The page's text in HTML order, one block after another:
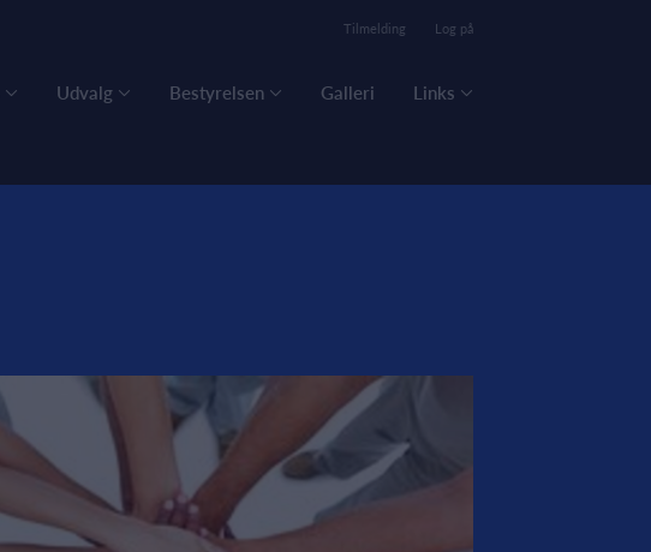
Tilmelding Log på
Udvalg Bestyrelsen Galleri Links